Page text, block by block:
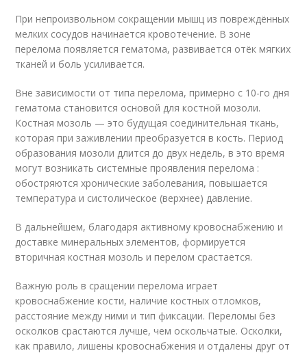
При непроизвольном сокращении мышц из повреждённых
мелких сосудов начинается кровотечение. В зоне
перелома появляется гематома, развивается отёк мягких
тканей и боль усиливается.
Вне зависимости от типа перелома, примерно с 10-го дня
гематома становится основой для костной мозоли.
Костная мозоль — это будущая соединительная ткань,
которая при заживлении преобразуется в кость. Период
образования мозоли длится до двух недель, в это время
могут возникать системные проявления перелома :
обостряются хронические заболевания, повышается
температура и систолическое (верхнее) давление.
В дальнейшем, благодаря активному кровоснабжению и
доставке минеральных элементов, формируется
вторичная костная мозоль и перелом срастается.
Важную роль в сращении перелома играет
кровоснабжение кости, наличие костных отломков,
расстояние между ними и тип фиксации. Переломы без
осколков срастаются лучше, чем оскольчатые. Осколки,
как правило, лишены кровоснабжения и отдалены друг от